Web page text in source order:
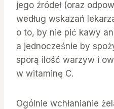
jego źródeł (oraz
według wskazań
o to, by nie pić kawy
a jednocześnie by
sporą ilość warzyw i
w witaminę C.
Ogólnie wchłanianie